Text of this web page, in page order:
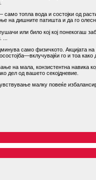
топла вода и состојки од
на дишните патишта и да го
или било кој кој понекогаш
само физичкото. Акцијата
го и тоа како
на мала, конзистентна навика
дел од вашето секојдневие.
малку повеќе